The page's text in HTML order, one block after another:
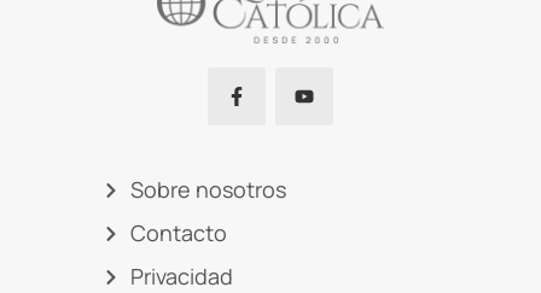
Sobre nosotros
Contacto
Privacidad